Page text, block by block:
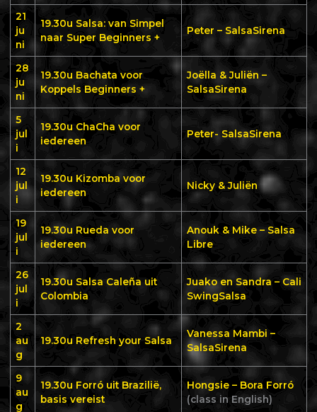
21
ju
ni
19.30u Salsa: van Simpel
naar Super Beginners +
Peter – SalsaSirena
28
ju
ni
19.30u Bachata voor
Koppels Beginners +
Joëlla & Juliën –
SalsaSirena
5
jul
i
19.30u ChaCha voor
iedereen
Peter- SalsaSirena
12
jul
i
19.30u Kizomba voor
iedereen
Nicky & Juliën
19
jul
i
19.30u Rueda voor
iedereen
Anouk & Mike – Salsa
Libre
26
jul
i
19.30u Salsa Caleña uit
Colombia
Juako en Sandra – Cali
SwingSalsa
2
au
g
19.30u Refresh your Salsa
Vanessa Mambi –
SalsaSirena
9
au
g
19.30u Forró uit Brazilië,
basis vereist
Hongsie – Bora Forró
(class in English)